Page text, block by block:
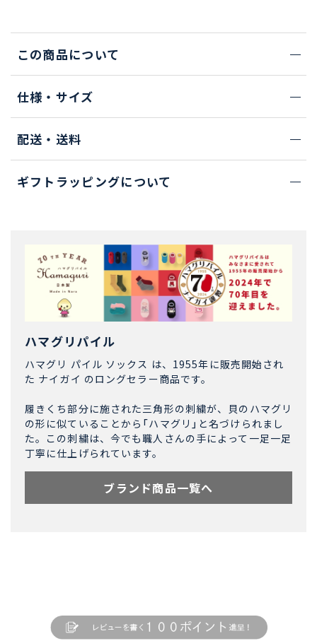
この商品について
仕様・サイズ
配送・送料
ギフトラッピングについて
ハマグリパイル
ハマグリ パイル ソックス は、1955年に販売開始され
た ナイガイ のロングセラー商品です。
履きくち部分に施された三角形の刺繍が、貝のハマグリ
の形に似ていることから「ハマグリ」と名づけられまし
た。この刺繍は、今でも職人さんの手によって一足一足
丁寧に仕上げられています。
ブランド商品一覧へ